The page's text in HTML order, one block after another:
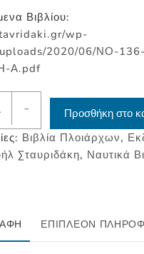
Βιβλίου:
wp-
2020/06/ΝΟ-
Α.pdf
-
Προσθήκη στο
Βιβλία Πλοιάρχων,
Σταυριδάκη, Ναυτικά
ΕΠΙΠΛΈΟΝ